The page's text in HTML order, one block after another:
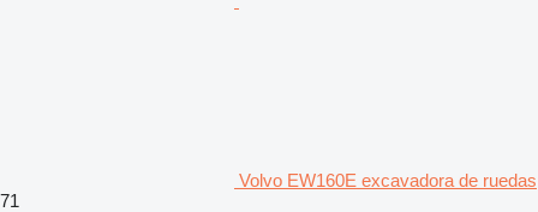
Volvo EW160E excavadora de ruedas
71